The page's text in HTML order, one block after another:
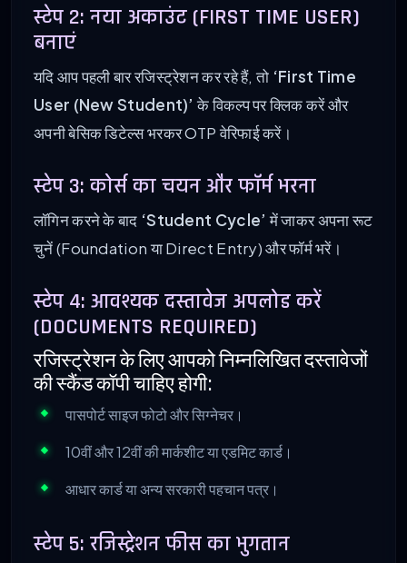
स्टेप 2: नया अकाउंट (FIRST TIME USER)
बनाएं
यदि आप पहली बार रजिस्ट्रेशन कर रहे हैं, तो ‘First Time
User (New Student)’ के विकल्प पर क्लिक करें और
अपनी बेसिक डिटेल्स भरकर OTP वेरिफाई करें।
स्टेप 3: कोर्स का चयन और फॉर्म भरना
लॉगिन करने के बाद ‘Student Cycle’ में जाकर अपना रूट
चुनें (Foundation या Direct Entry) और फॉर्म भरें।
स्टेप 4: आवश्यक दस्तावेज अपलोड करें
(DOCUMENTS REQUIRED)
रजिस्ट्रेशन के लिए आपको निम्नलिखित दस्तावेजों
की स्कैंड कॉपी चाहिए होगी:
पासपोर्ट साइज फोटो और सिग्नेचर।
10वीं और 12वीं की मार्कशीट या एडमिट कार्ड।
आधार कार्ड या अन्य सरकारी पहचान पत्र।
स्टेप 5: रजिस्ट्रेशन फीस का भुगतान